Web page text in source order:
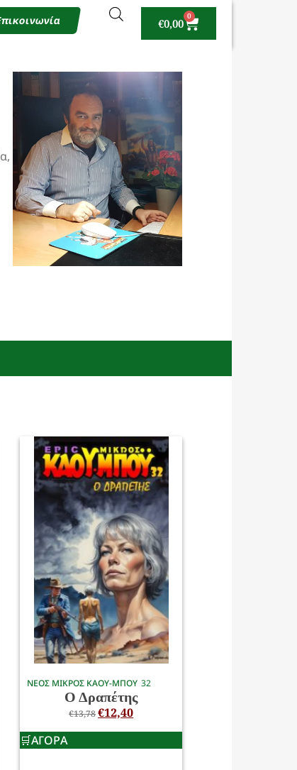
€0,00
0
ΝΕΟΣ ΜΙΚΡΟΣ ΚΑΟΥ-ΜΠΟΥ 32
Ο Δραπέτης
€13,78€12,40
ΑΓΟΡΑ